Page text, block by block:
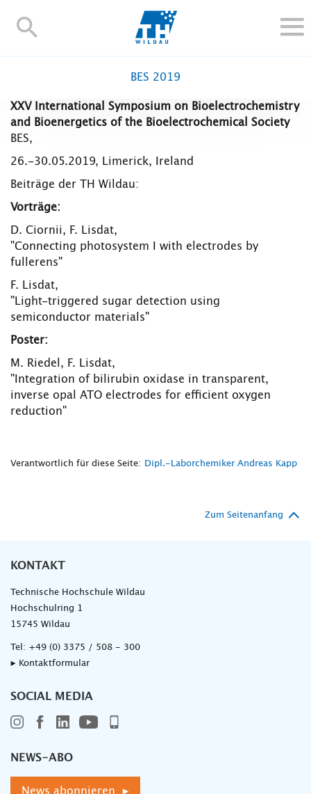
TH-
FORSCHUNG UND TRANSFER
HOCHSCHULE
INTERNATIONAL
BESCHÄFTIGTE
Blogs Kontakt und Anfahrt
TH Online-Portal Personensuche English
BES 2019
XXV International Symposium on Bioelectrochemistry
and Bioenergetics of the Bioelectrochemical Society
BES,
26.-30.05.2019, Limerick, Ireland
Beiträge der TH Wildau:
Vorträge:
D. Ciornii, F. Lisdat,
"Connecting photosystem I with electrodes by
fullerens"
F. Lisdat,
"Light-triggered sugar detection using
semiconductor materials"
Poster:
M. Riedel, F. Lisdat,
"Integration of bilirubin oxidase in transparent,
inverse opal ATO electrodes for efficient oxygen
reduction"
Verantwortlich für diese Seite: Dipl.-Laborchemiker Andreas Kapp
Zum Seitenanfang
KONTAKT
Technische Hochschule Wildau
Hochschulring 1
15745 Wildau
Tel: +49 (0) 3375 / 508 - 300
▸ Kontaktformular
SOCIAL MEDIA
NEWS-ABO
News abonnieren ▸